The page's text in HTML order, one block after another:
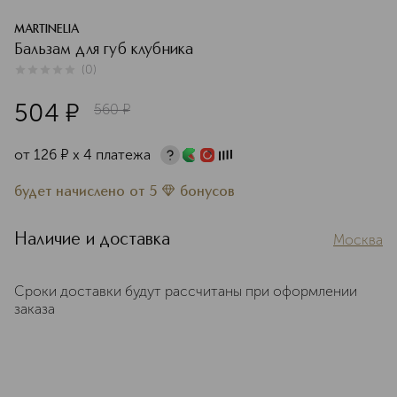
MARTINELIA
Бальзам для губ клубника
(0)
504 ¤ 560 ¤
от 126 ¤ х 4 платежа
будет начислено от 5 бонусов
Наличие и доставка Москва
Сроки доставки будут рассчитаны при оформлении
заказа